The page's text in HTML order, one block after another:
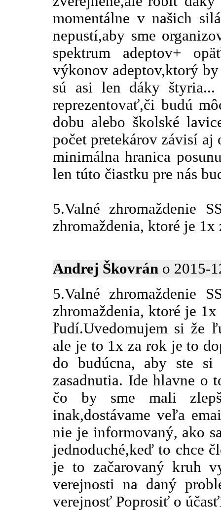
momentálne v našich
nepustí,aby sme
spektrum adeptov+
výkonov adeptov,ktorý
sú asi len dáky
reprezentovať,či budú
dobu alebo školské
počet pretekárov závisí aj
minimálna hranica
len túto čiastku pre nás
5.Valné zhromaždenie
zhromaždenia, ktoré je 1x
Andrej Škovrán o 2015-
5.Valné zhromaždenie
zhromaždenia, ktoré je
ľudí.Uvedomujem si že
ale je to 1x za rok je to
do budúcna, aby ste
zasadnutia. Ide hlavne o
čo by sme mali
inak,dostávame veľa
nie je informovaný, ako
jednoduché,keď to chce
je to začarovaný kruh
verejnosti na daný
verejnosť Poprosiť o